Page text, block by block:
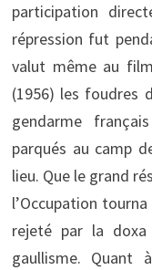
participation
répression fut
valut même au
(1956) les foudres
gendarme
parqués au camp
lieu. Que le grand
l’Occupation
rejeté par la doxa
gaullisme. Quant